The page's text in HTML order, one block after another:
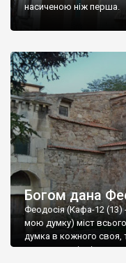
насиченою ніж перша.
Богом дана
Феодосія (Кафа-12 (13)
мою думку) міст
думка в кожного своя,
запрошую відвідати це